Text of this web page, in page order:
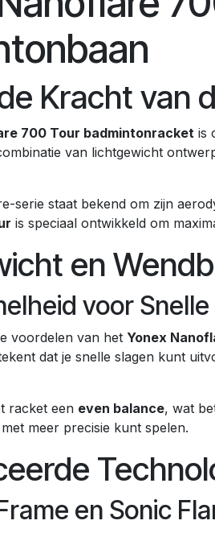
Kracht van
700 Tour badmintonracket is
van lichtgewicht
serie staat bekend om zijn
is speciaal ontwikkeld om
en
voor
voordelen van het Yonex
dat je snelle slagen kunt
racket een even balance, wat
meer precisie kunt spelen.
en Sonic